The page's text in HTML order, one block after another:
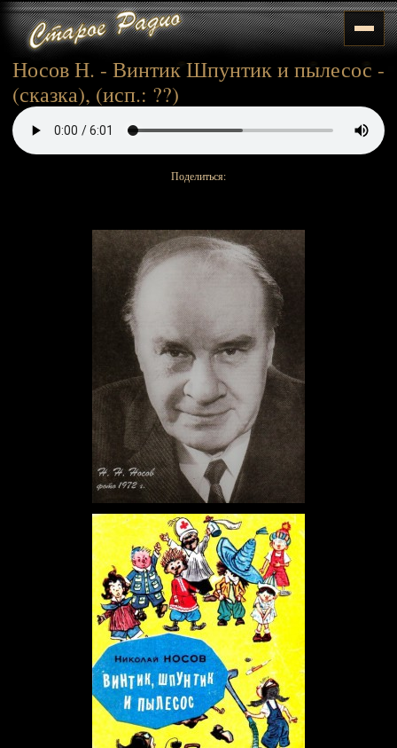
Носов Н. - Винтик Шпунтик и пылесос -
(сказка), (исп.: ??)
Поделиться: